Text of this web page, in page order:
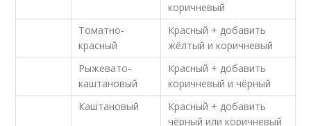
коричневый
Томатно-
красный
Красный + добавить
жёлтый и коричневый
Рыжевато-
каштановый
Красный + добавить
коричневый и чёрный
Каштановый
Красный + добавить
чёрный или коричневый